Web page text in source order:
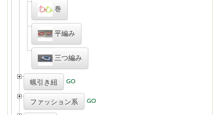
巻
平編み
三つ編み
蝋引き紐
ファッション系